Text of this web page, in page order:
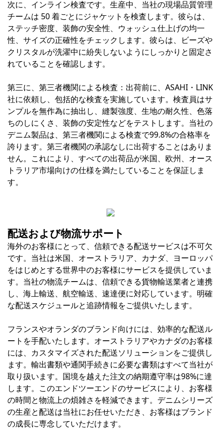
次に、インライン検査です。生産中、当社の現場品質管理
チームは 50 着ごとにジャケットを検査します。彼らは、
ステッチ密度、装飾の安全性、ウォッシュ仕上げの均一
性、サイズの正確性をチェックします。彼らは、ビーズや
クリスタルが洗濯中に紛失しないようにしっかりと固定さ
れていることを確認します。
第三に、第三者機関による検査：出荷前に、ASAHI・LINK
社に依頼し、包括的な検査を実施しています。検査員はサ
ンプルを無作為に抽出し、縫製強度、生地の耐久性、色落
ちのしにくさ、装飾の安定性などをテストします。当社の
デニム製品は、第三者機関による検査で99.8%の合格率を
誇ります。第三者機関の承認なしに出荷することはありま
せん。これにより、すべての出荷品が米国、欧州、オース
トラリア市場向けの仕様を満たしていることを保証しま
す。
配送および物流サポート
海外のお客様にとって、信頼できる配送サービスは不可欠
です。当社は米国、オーストラリア、カナダ、ヨーロッパ
をはじめとする世界中のお客様にサービスを提供していま
す。当社の物流チームは、信頼できる貨物輸送業者と連携
し、海上輸送、航空輸送、速達便に対応しています。明確
な配送スケジュールと追跡情報をご提供いたします。
フランスやオランダのブランド向けには、効率的な配送ル
ートを手配いたします。オーストラリアやカナダのお客様
には、カスタマイズされた配送ソリューションをご提供し
ます。輸出書類や通関手続きに必要な書類はすべて当社が
取り扱います。国境を越えた注文の納期遵守率は98%に達
します。このエンドツーエンドのサービスにより、お客様
の時間と物流上の煩雑さを軽減できます。デニムシリーズ
の生産と配送は当社にお任せいただき、お客様はブランド
の成長に専念していただけます。